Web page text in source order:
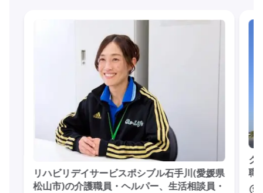
リハビリデイサービスポシブル石手川(愛媛県
松山市)の介護職員・ヘルパー、生活相談員・
グ
職